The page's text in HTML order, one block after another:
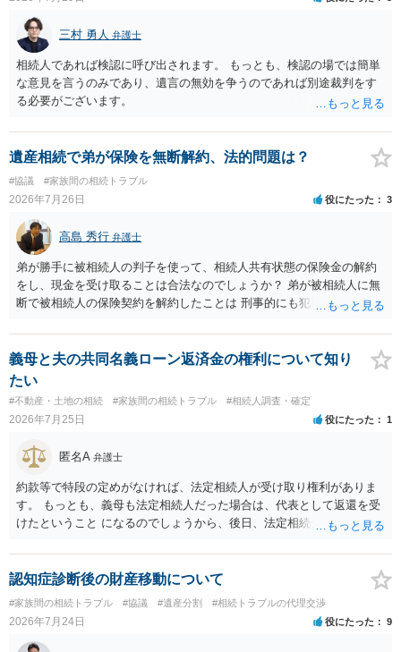
性はそれほど高くない（立証のハードルは非常に高い）ということが
言えると思います。
三村 勇人 弁護士
相続人であれば検認に呼び出されます。 もっとも、検認の場では簡単
な意見を言うのみであり、遺言の無効を争うのであれば別途裁判をす
る必要がございます。
遺産相続で弟が保険を無断解約、法的問題は？
#協議 #家族間の相続トラブル
2026年7月26日 役にたった 3
高島 秀行 弁護士
弟が勝手に被相続人の判子を使って、相続人共有状態の保険金の解約
をし、現金を受け取ることは合法なのでしょうか？ 弟が被相続人に無
断で被相続人の保険契約を解約したことは 刑事的にも犯罪となる可能
された書類のコピーを取得して、弁護士に面談で詳しい事情を話して
相談 されたら良いと思います。
義母と夫の共同名義ローン返済金の権利について知り
たい
#不動産・土地の相続 #家族間の相続トラブル #相続人調査・確定
2026年7月25日 役にたった 1
匿名A 弁護士
約款等で特段の定めがなければ、法定相続人が受け取り権利がありま
す。 もっとも、義母も法定相続人だった場合は、代表として返還を受
けたということ になるのでしょうから、後日、法定相続分に基づいて
認知症診断後の財産移動について
#家族間の相続トラブル #協議 #遺産分割 #相続トラブルの代理交渉
2026年7月24日 役にたった 9